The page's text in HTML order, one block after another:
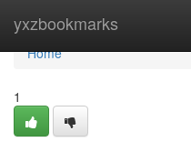
yxzbookmarks
Home
Home
1